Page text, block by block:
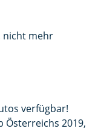
nicht mehr
verfügbar!
2019,